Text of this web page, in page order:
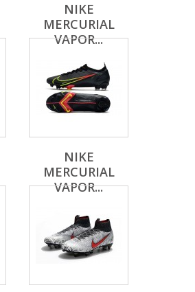
NIKE
MERCURIAL
VAPOR...
NIKE
MERCURIAL
VAPOR...